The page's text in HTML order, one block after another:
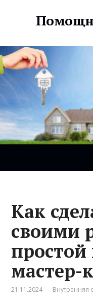
Как
своими
мастер-
21.11.2024 Внутренняя